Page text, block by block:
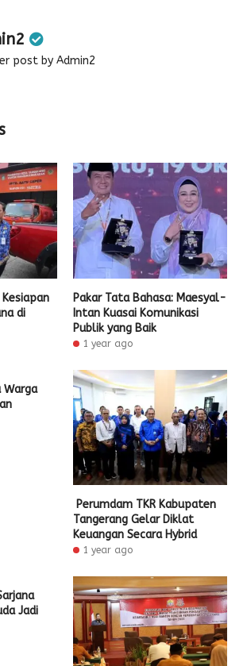
post by Admin2
Kesiapan
di
Pakar Tata Bahasa: Maesyal-
Intan Kuasai Komunikasi
Publik yang Baik
1 year ago
Warga
Perumdam TKR Kabupaten
Tangerang Gelar Diklat
Keuangan Secara Hybrid
1 year ago
Jadi